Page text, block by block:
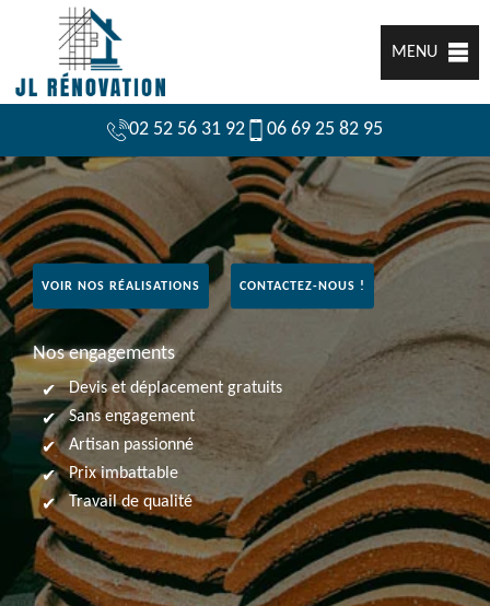
MENU
02 52 56 31 92 06 69 25 82 95
VOIR NOS RÉALISATIONS CONTACTEZ-NOUS !
Nos engagements
Devis et déplacement gratuits
Sans engagement
Artisan passionné
Prix imbattable
Travail de qualité